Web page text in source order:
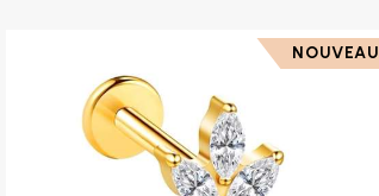
NOUVEAU